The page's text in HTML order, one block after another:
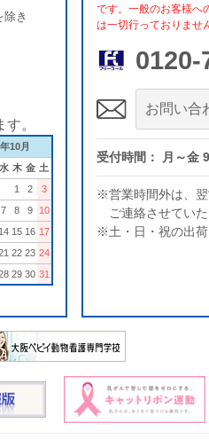
き
。
10月
水 木 金 土
1
2
3
7 8 9
10
14 15 16 17
22 23 24
29 30 31
です。一般のお客様へ
は一切行っておりませ
0120-
お問い合
受付時間： 月～金
※営業時間外は、
ご連絡させていた
※土・日・祝の出荷